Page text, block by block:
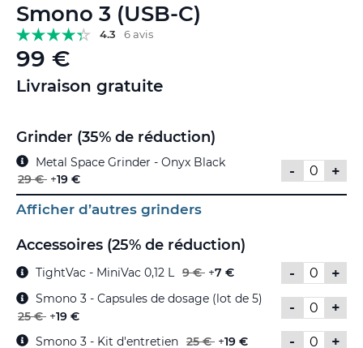
Smono 3 (USB-C)
4.3 6 avis
99 €
Livraison gratuite
Grinder (35% de réduction)
-
+
Metal Space Grinder - Onyx Black
29 € +19 €
Afficher d’autres grinders
Accessoires (25% de réduction)
-
+
TightVac - MiniVac 0,12 L 9 € +7 €
- +
Smono 3 - Capsules de dosage (lot de 5)
25 € +19 €
- +
Smono 3 - Kit d'entretien 25 € +19 €
to
the
beginning
of
the
images